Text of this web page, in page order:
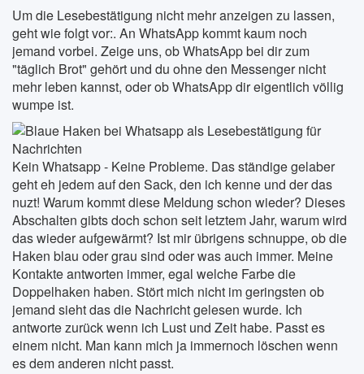
Um die Lesebestätigung nicht mehr anzeigen zu lassen,
geht wie folgt vor:. An WhatsApp kommt kaum noch
jemand vorbei. Zeige uns, ob WhatsApp bei dir zum
"täglich Brot" gehört und du ohne den Messenger nicht
mehr leben kannst, oder ob WhatsApp dir eigentlich völlig
wumpe ist.
Kein Whatsapp - Keine Probleme. Das ständige gelaber
geht eh jedem auf den Sack, den ich kenne und der das
nuzt! Warum kommt diese Meldung schon wieder? Dieses
Abschalten gibts doch schon seit letztem Jahr, warum wird
das wieder aufgewärmt? Ist mir übrigens schnuppe, ob die
Haken blau oder grau sind oder was auch immer. Meine
Kontakte antworten immer, egal welche Farbe die
Doppelhaken haben. Stört mich nicht im geringsten ob
jemand sieht das die Nachricht gelesen wurde. Ich
antworte zurück wenn ich Lust und Zeit habe. Passt es
einem nicht. Man kann mich ja immernoch löschen wenn
es dem anderen nicht passt.